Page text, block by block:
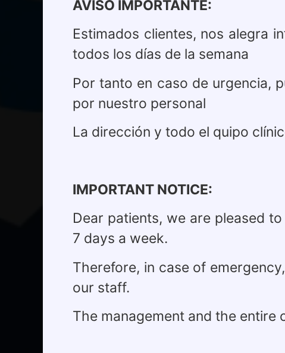
AVISO IMPORTANTE:
Estimados clientes, nos alegra
todos los días de la semana
Por tanto en caso de urgencia,
por nuestro personal
La dirección y todo el quipo
IMPORTANT NOTICE:
Dear patients, we are pleased
7 days a week.
Therefore, in case of
our staff.
The management and the entire